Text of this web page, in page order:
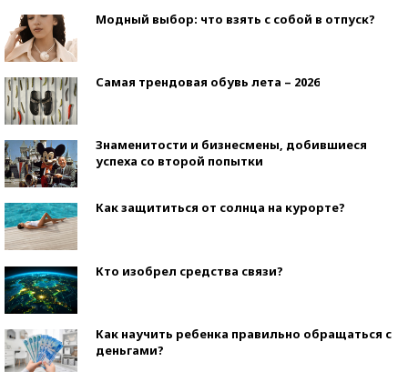
Модный выбор: что взять с собой в отпуск?
Самая трендовая обувь лета – 2026
Знаменитости и бизнесмены, добившиеся
успеха со второй попытки
Как защититься от солнца на курорте?
Кто изобрел средства связи?
Как научить ребенка правильно обращаться с
деньгами?